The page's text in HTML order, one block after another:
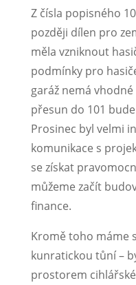
Z čísla popisného
později dílen pro
měla vzniknout
podmínky pro
garáž nemá
přesun do 101
Prosinec byl velmi
komunikace s
se získat
můžeme začít
finance.
Kromě toho máme
kunratickou tůní –
prostorem